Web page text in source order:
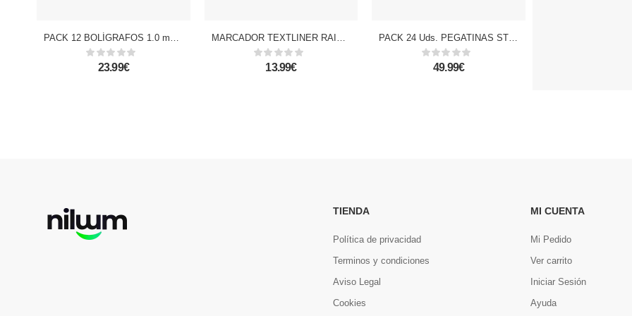
PACK 12 BOLÍGRAFOS 1.0 mm NARANJA
23.99€
MARCADOR TEXTLINER RAIN PACK 4 Uds.
13.99€
PACK 24 Uds. PEGATINAS STICKERS RELIEVE DISEÑO CLUB DE VUELO
49.99€
TIENDA
Política de privacidad
Terminos y condiciones
Aviso Legal
Cookies
MI CUENTA
Mi Pedido
Ver carrito
Iniciar Sesión
Ayuda